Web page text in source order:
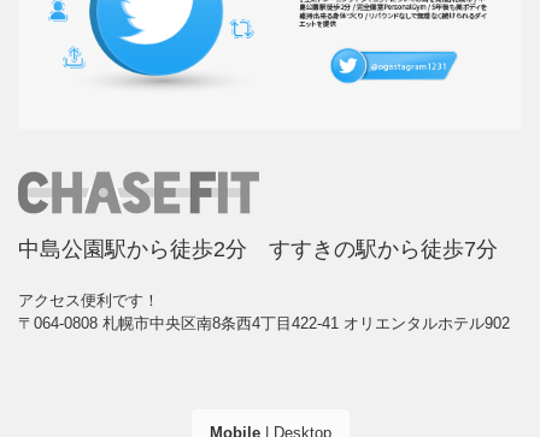
中島公園駅から徒歩2分 すすきの駅から徒歩7分
アクセス便利です！
〒064-0808 札幌市中央区南8条西4丁目422-41 オリエンタルホテル902
Mobile| Desktop